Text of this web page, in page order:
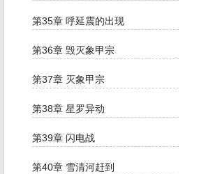
第35章 呼延震的出现
第36章 毁灭象甲宗
第37章 灭象甲宗
第38章 星罗异动
第39章 闪电战
第40章 雪清河赶到